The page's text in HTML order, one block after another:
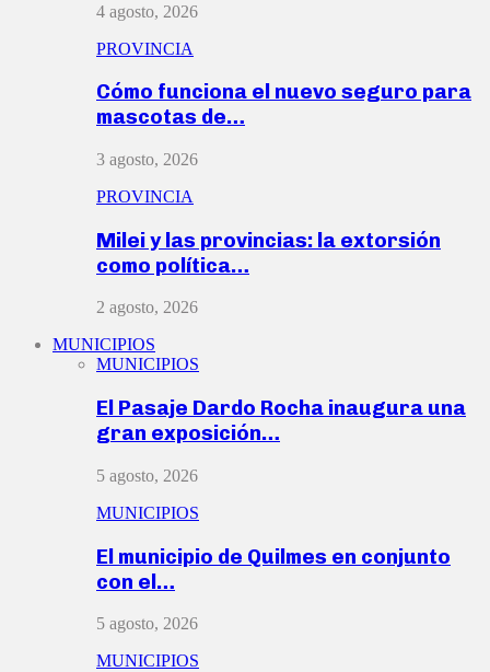
4 agosto, 2026
PROVINCIA
Cómo funciona el nuevo seguro para
mascotas de…
3 agosto, 2026
PROVINCIA
Milei y las provincias: la extorsión
como política…
2 agosto, 2026
MUNICIPIOS
MUNICIPIOS
El Pasaje Dardo Rocha inaugura una
gran exposición…
5 agosto, 2026
MUNICIPIOS
El municipio de Quilmes en conjunto
con el…
5 agosto, 2026
MUNICIPIOS